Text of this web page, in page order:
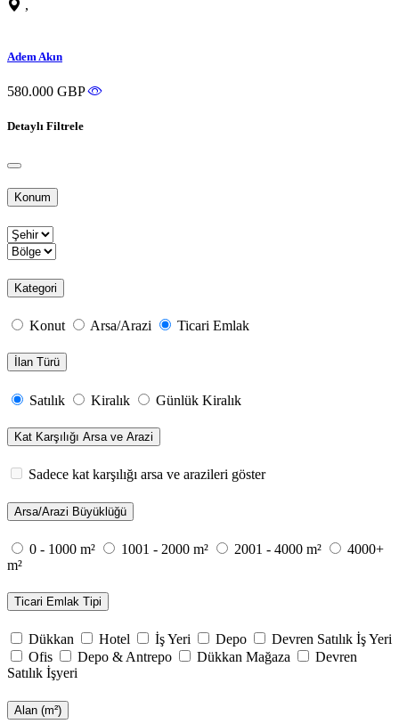
,
Adem Akın
580.000 GBP
Detaylı Filtrele
Konum
Kategori
Konut Arsa/Arazi Ticari Emlak
İlan Türü
Satılık Kiralık Günlük Kiralık
Kat Karşılığı Arsa ve Arazi
Sadece kat karşılığı arsa ve arazileri göster
Arsa/Arazi Büyüklüğü
0 - 1000 m² 1001 - 2000 m² 2001 - 4000 m²
4000+
m²
Ticari Emlak Tipi
Dükkan Hotel İş Yeri Depo
Devren Satılık İş Yeri
Ofis
Depo & Antrepo Dükkan Mağaza
Devren
Satılık İşyeri
Alan (m²)